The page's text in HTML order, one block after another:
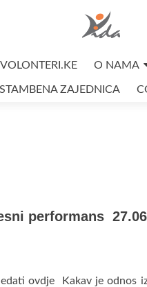
VOLONTERI.KE O NAMA
STAMBENA ZAJEDNICA
performans
ovdje Kakav je odnos